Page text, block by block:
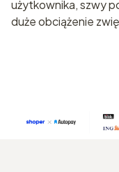
użytkownika, szwy
duże obciążenie